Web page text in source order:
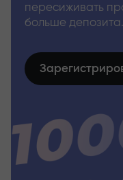
пересиживать
больше депозита.